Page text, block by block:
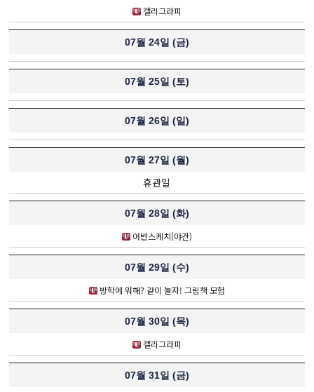
캘리그라피
07월 24일 (금)
07월 25일 (토)
07월 26일 (일)
07월 27일 (월)
휴관일
07월 28일 (화)
어반스케치(야간)
07월 29일 (수)
방학에 뭐해? 같이 놀자! 그림책 모험
07월 30일 (목)
캘리그라피
07월 31일 (금)